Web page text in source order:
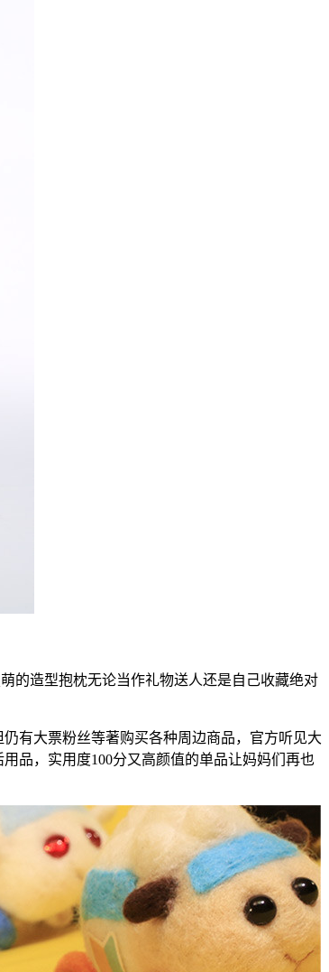
的造型抱枕无论当作礼物送人还是自己收藏绝对
有大票粉丝等著购买各种周边商品，官方听见大
品，实用度100分又高颜值的单品让妈妈们再也